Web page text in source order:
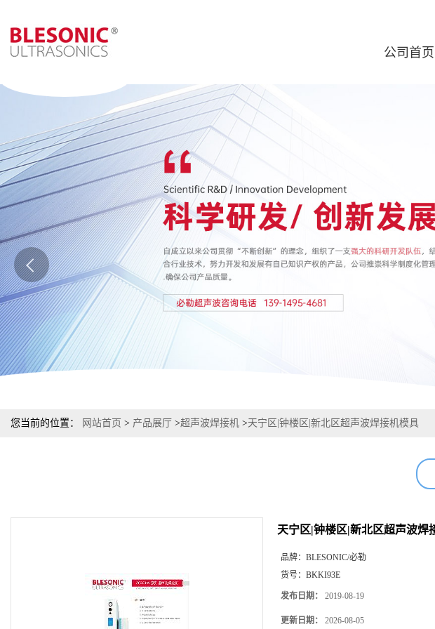
公司首页
您当前的位置： 网站首页 > 产品展厅 >超声波焊接机 >天宁区|钟楼区|新北区超声波焊接机模具
天宁区|钟楼区|新北区超声波焊
品牌： BLESONIC/必勒
货号： BKKI93E
发布日期： 2019-08-19
更新日期： 2026-08-05